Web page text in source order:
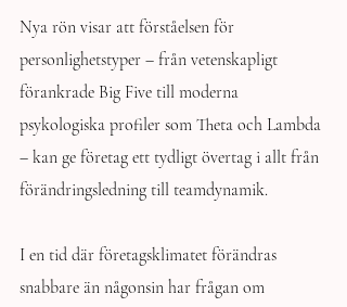
Nya rön visar att förståelsen för
personlighetstyper – från vetenskapligt
förankrade Big Five till moderna
psykologiska profiler som Theta och Lambda
– kan ge företag ett tydligt övertag i allt från
förändringsledning till teamdynamik.
I en tid där företagsklimatet förändras
snabbare än någonsin har frågan om